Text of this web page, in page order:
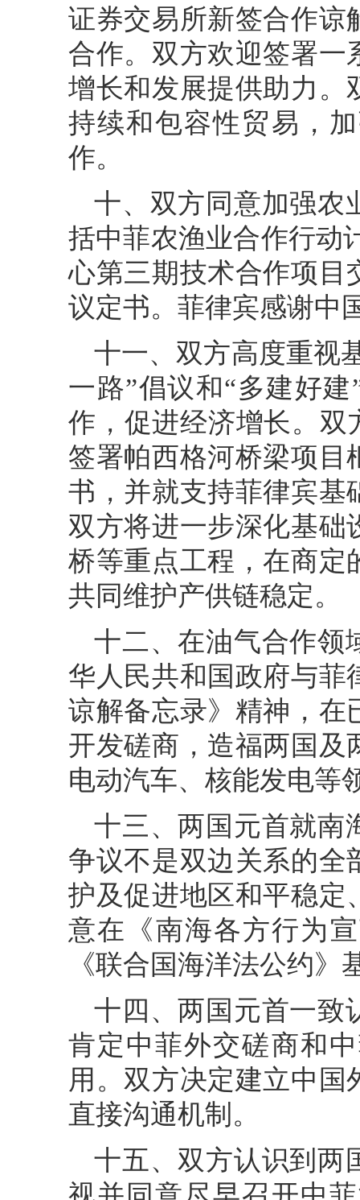
证券交易所新签合作谅
合作。双方欢迎签署一
增长和发展提供助力。
持续和包容性贸易，
作。
十、双方同意加强农
括中菲农渔业合作行动
心第三期技术合作项目
议定书。菲律宾感谢中
十一、双方高度重视
一路”倡议和“多建好
作，促进经济增长。双
签署帕西格河桥梁项目
书，并就支持菲律宾基
双方将进一步深化基
桥等重点工程，在商定
共同维护产供链稳定。
十二、在油气合作领
华人民共和国政府与菲
谅解备忘录》精神，在
开发磋商，造福两国及
电动汽车、核能发电等
十三、两国元首就南
争议不是双边关系的全
护及促进地区和平稳定
意在《南海各方行为
《联合国海洋法公约
十四、两国元首一致
肯定中菲外交磋商和
用。双方决定建立中
直接沟通机制。
十五、双方认识到两